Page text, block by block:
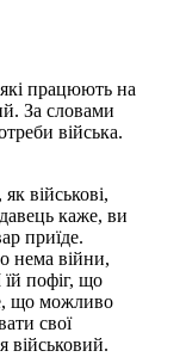
працюють на
За словами
війська.
військові,
каже, ви
приїде.
нема війни,
їй пофіг, що
що можливо
свої
військовий.